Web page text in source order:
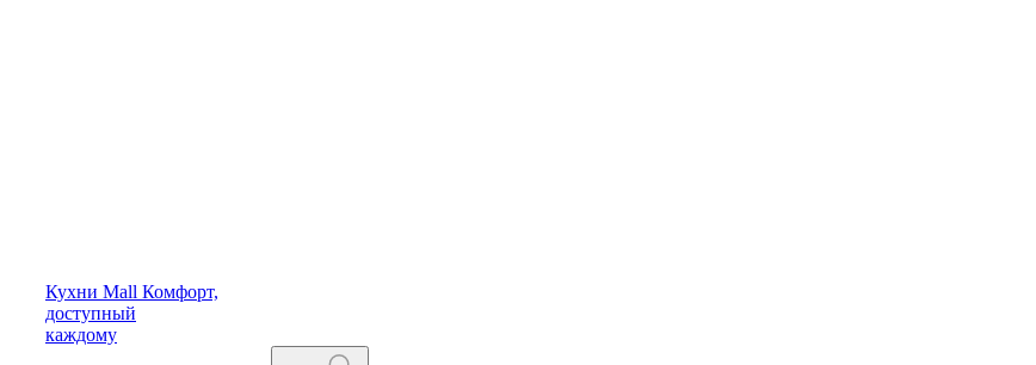
Кухни Mall Комфорт,
доступный
каждому